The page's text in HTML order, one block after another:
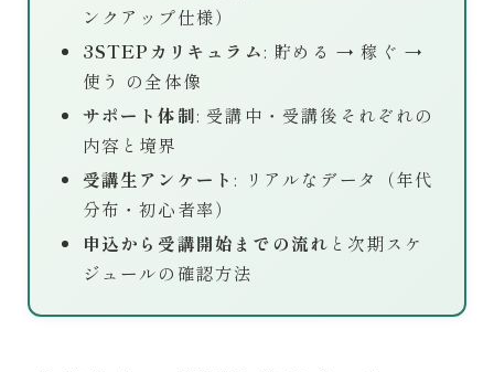
ンクアップ仕様）
3STEPカリキュラム: 貯める → 稼ぐ →
使う の全体像
サポート体制: 受講中・受講後それぞれの
内容と境界
受講生アンケート : リアルなデータ（年代
分布・初心者率）
申込から受講開始までの流れ と次期スケ
ジュールの確認方法